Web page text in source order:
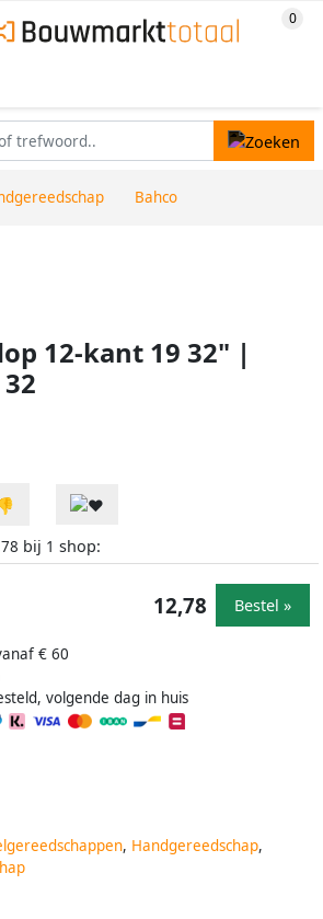
Bahco
12-kant 19 32" |
bij 1 shop:
€ 60
volgende dag in huis
12,78 Bestel »
, Handgereedschap,